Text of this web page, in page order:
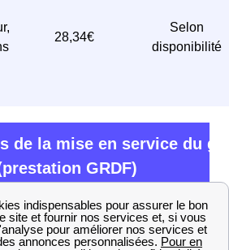
28,34€
Selon
disponibilité
de la mise en service du
GRDF)
Délai Prix en € TTC